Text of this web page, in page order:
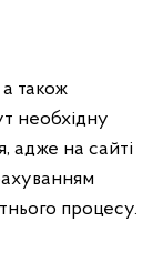
також
необхідну
адже на сайті
процесу.